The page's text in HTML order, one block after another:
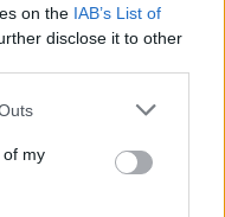
on the IAB’s List of
disclose it to other
of my
δημιουργούν
να εξασφαλίσει